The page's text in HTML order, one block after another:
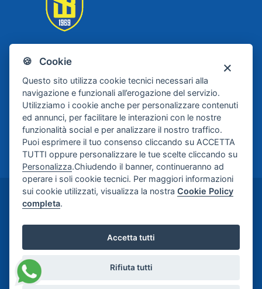
🍪 Cookie
Questo sito utilizza cookie tecnici necessari alla
navigazione e funzionali all’erogazione del servizio.
Utilizziamo i cookie anche per personalizzare contenuti
ed annunci, per facilitare le interazioni con le nostre
funzionalità social e per analizzare il nostro traffico.
Puoi esprimere il tuo consenso cliccando su ACCETTA
TUTTI oppure personalizzare le tue scelte cliccando su
Personalizza.Chiudendo il banner, continueranno ad
operare i soli cookie tecnici. Per maggiori informazioni
sui cookie utilizzati, visualizza la nostraCookie Policy
completa.
Accetta tutti
Rifiuta tutti
Scafati Basket
©2024-2026 Casa di Cura Maria Rosaria S.p.A. -